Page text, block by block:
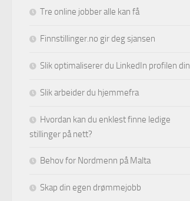
Tre online jobber alle kan få
Finnstillinger.no gir deg sjansen
Slik optimaliserer du LinkedIn profilen din
Slik arbeider du hjemmefra
Hvordan kan du enklest finne ledige
stillinger på nett?
Behov for Nordmenn på Malta
Skap din egen drømmejobb